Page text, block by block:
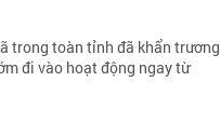
trong toàn tỉnh đã khẩn trương
đi vào hoạt động ngay từ